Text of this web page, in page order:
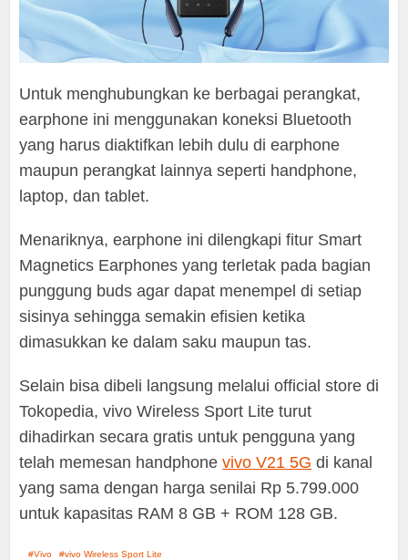
Untuk menghubungkan ke berbagai perangkat,
earphone ini menggunakan koneksi Bluetooth
yang harus diaktifkan lebih dulu di earphone
maupun perangkat lainnya seperti handphone,
laptop, dan tablet.
Menariknya, earphone ini dilengkapi fitur Smart
Magnetics Earphones yang terletak pada bagian
punggung buds agar dapat menempel di setiap
sisinya sehingga semakin efisien ketika
dimasukkan ke dalam saku maupun tas.
Selain bisa dibeli langsung melalui official store di
Tokopedia, vivo Wireless Sport Lite turut
dihadirkan secara gratis untuk pengguna yang
telah memesan handphonevivo V21 5G di kanal
yang sama dengan harga senilai Rp 5.799.000
untuk kapasitas RAM 8 GB + ROM 128 GB.
Vivo vivo Wireless Sport Lite